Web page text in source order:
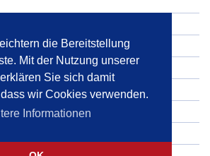
die Bereitstellung
Mit der Nutzung unserer
Sie sich damit
wir Cookies verwenden.
Informationen